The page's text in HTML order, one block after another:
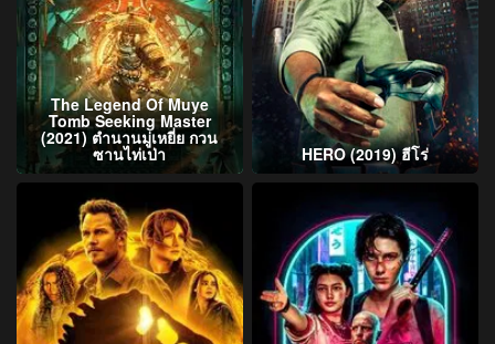
The Legend Of Muye
Tomb Seeking Master
(2021) ตำนานมู่เหยี่ย กวน
ซานไท่เป่า HERO (2019) ฮีโร่